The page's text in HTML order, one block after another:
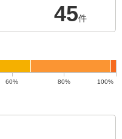
45件
60% 80% 100%